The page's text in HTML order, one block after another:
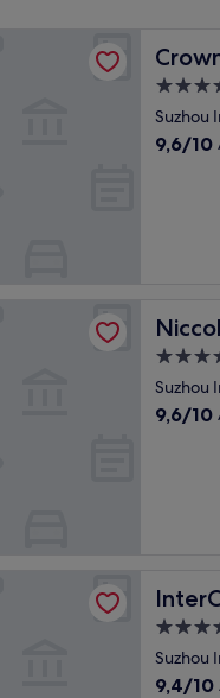
5.0-
Sterne-
Suzhou
9.6
9,6/10
4.0-
Sterne-
Suzhou
9.6
9,6/10
5.0-
Sterne-
Suzhou
9.4
9,4/10